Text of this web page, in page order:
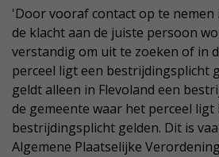
'Door vooraf contact op te nemen
de klacht aan de juiste persoon
verstandig om uit te zoeken of in
perceel ligt een bestrijdingsplicht
geldt alleen in Flevoland een
de gemeente waar het perceel ligt
bestrijdingsplicht gelden. Dit is
Algemene Plaatselijke